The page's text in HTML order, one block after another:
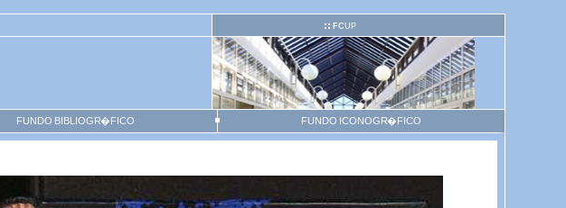
FCUP
FUNDO BIBLIOGR�FICO
FUNDO ICONOGR�FICO